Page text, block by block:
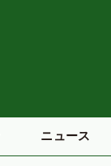
ニュース